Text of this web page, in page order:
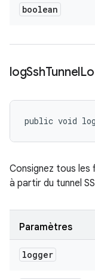
boolean
logSshTunnel
public void
Consignez tous les
à partir du tunnel
Paramètres
logger